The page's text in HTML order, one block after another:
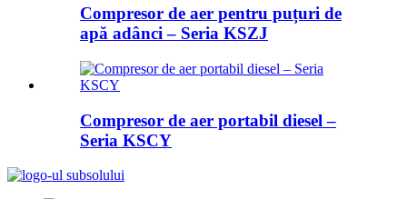
Compresor de aer pentru puțuri de
apă adânci – Seria KSZJ
Compresor de aer portabil diesel –
Seria KSCY